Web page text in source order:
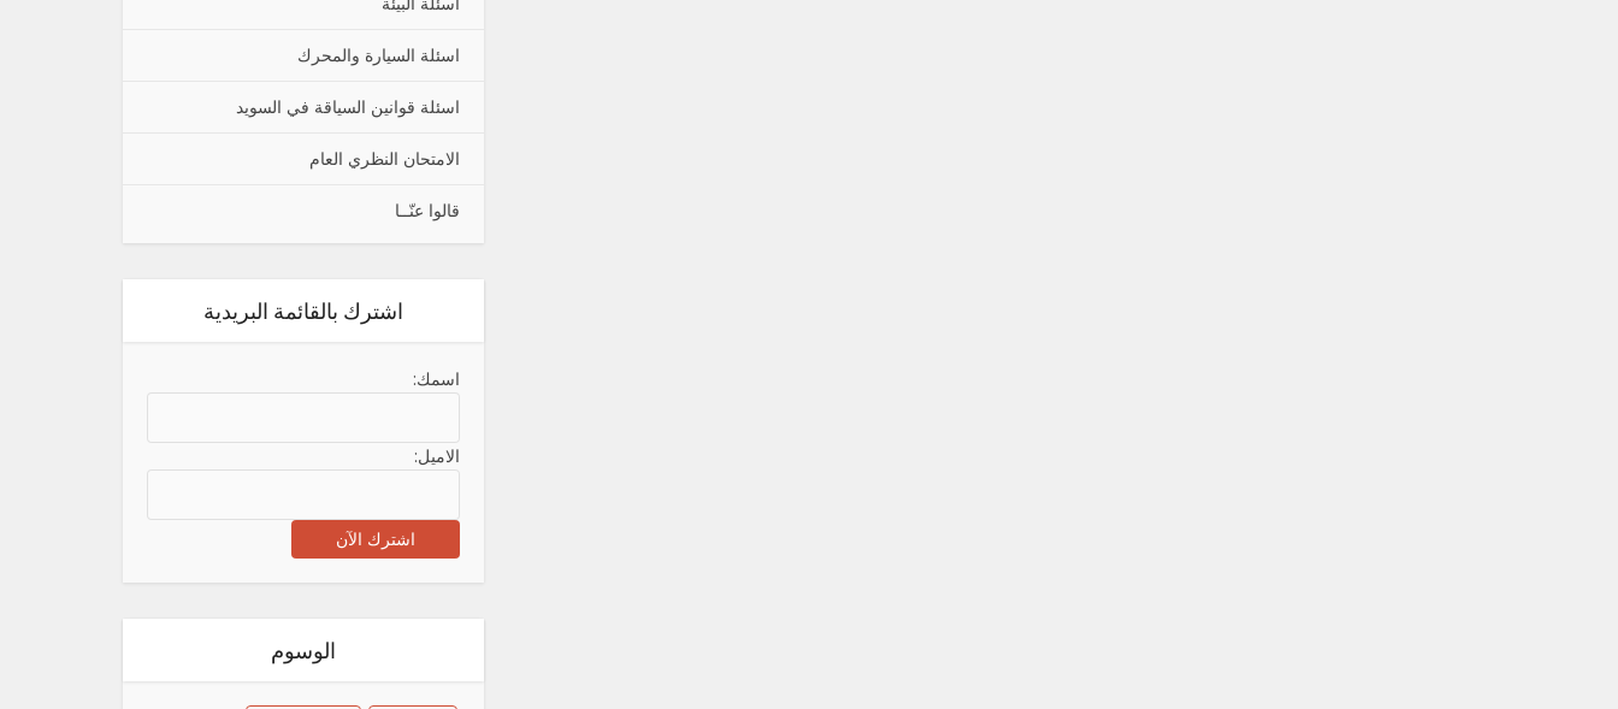
اسئلة السيارة والمحرك
اسئلة قوانين السياقة في السويد
الامتحان النظري العام
قالوا عنّــا
اشترك بالقائمة البريدية
اسمك:
الاميل:
الوسوم